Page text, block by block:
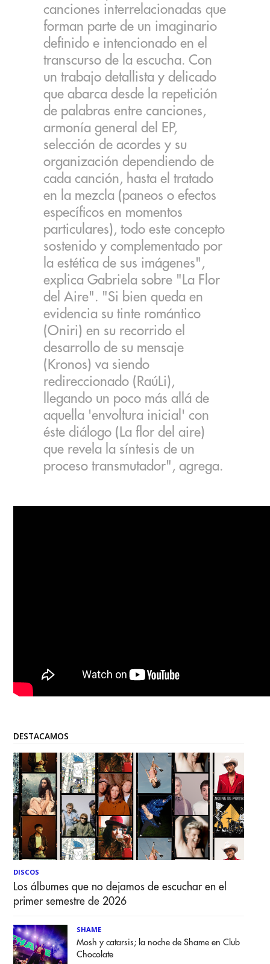
canciones interrelacionadas que
forman parte de un imaginario
definido e intencionado en el
transcurso de la escucha. Con
un trabajo detallista y delicado
que abarca desde la repetición
de palabras entre canciones,
armonía general del EP,
selección de acordes y su
organización dependiendo de
cada canción, hasta el tratado
en la mezcla (paneos o efectos
específicos en momentos
particulares), todo este concepto
sostenido y complementado por
la estética de sus imágenes",
explica Gabriela sobre "La Flor
del Aire". "Si bien queda en
evidencia su tinte romántico
(Oniri) en su recorrido el
desarrollo de su mensaje
(Kronos) va siendo
redireccionado (RaúLi),
llegando un poco más allá de
aquella 'envoltura inicial' con
éste diálogo (La flor del aire)
que revela la síntesis de un
proceso transmutador", agrega.
DESTACAMOS
DISCOS
Los álbumes que no dejamos de escuchar en el
primer semestre de 2026
SHAME
Mosh y catarsis; la noche de Shame en Club
Chocolate